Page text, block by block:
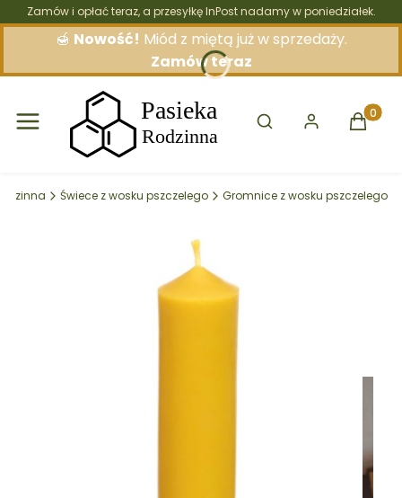
Zamów i opłać teraz, a przesyłkę InPost nadamy w poniedziałek.
🍯 Nowość! Miód z miętą już w sprzedaży.
Zamów teraz
Otwórz wyszukiwarkę
Świece z wosku pszczelego Gromnice z wosku pszczelego